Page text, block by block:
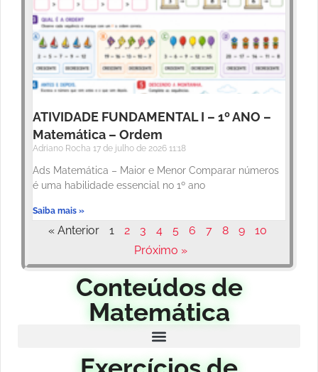
ATIVIDADE FUNDAMENTAL I – 1º ANO –
Matemática – Ordem
Adriano Rocha 17 de julho de 2026 11:18
Ads Matemática – Maior e Menor Comparar números
é uma habilidade essencial no 1º ano
Saiba mais »
« Anterior 1 2 3 4 5 6 7 8 9
10
Próximo »
Conteúdos de
Matemática